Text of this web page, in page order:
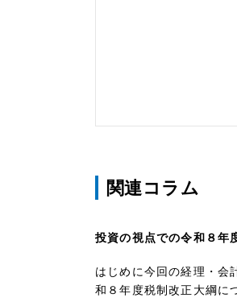
関連コラム
投資の視点での令和８年
はじめに今回の経理・会
和８年度税制改正大綱に